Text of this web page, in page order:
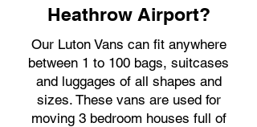
Heathrow Airport?
Our Luton Vans can fit anywhere
between 1 to 100 bags, suitcases
and luggages of all shapes and
sizes. These vans are used for
moving 3 bedroom houses full of